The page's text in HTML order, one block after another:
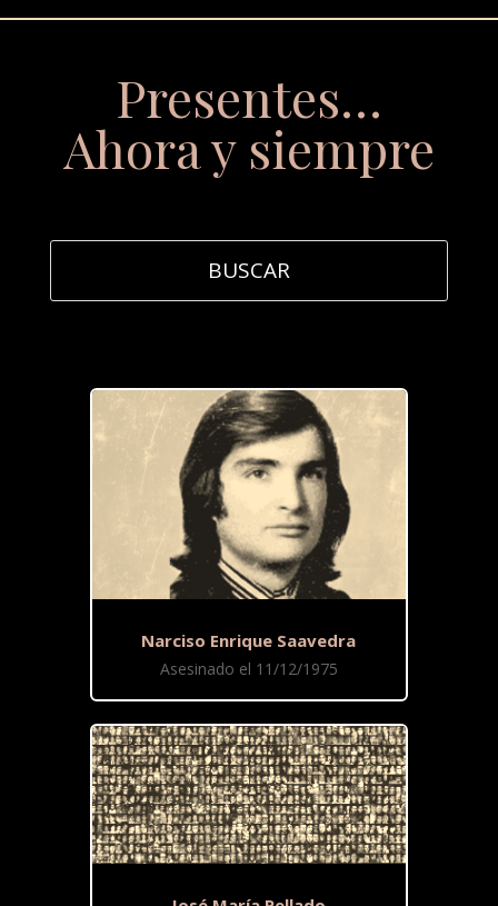
Presentes…
Ahora y siempre
Narciso Enrique Saavedra
Asesinado el 11/12/1975